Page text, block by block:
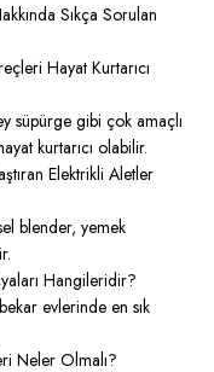
Sıkça Sorulan
Hayat Kurtarıcı
süpürge gibi çok amaçlı
kurtarıcı olabilir.
Elektrikli Aletler
blender, yemek
Hangileridir?
evlerinde en sık
Neler Olmalı?